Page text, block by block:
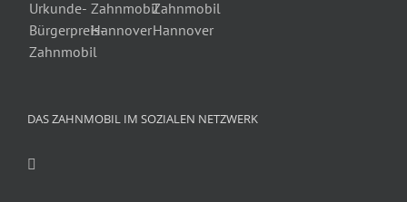
DAS ZAHNMOBIL IM SOZIALEN NETZWERK